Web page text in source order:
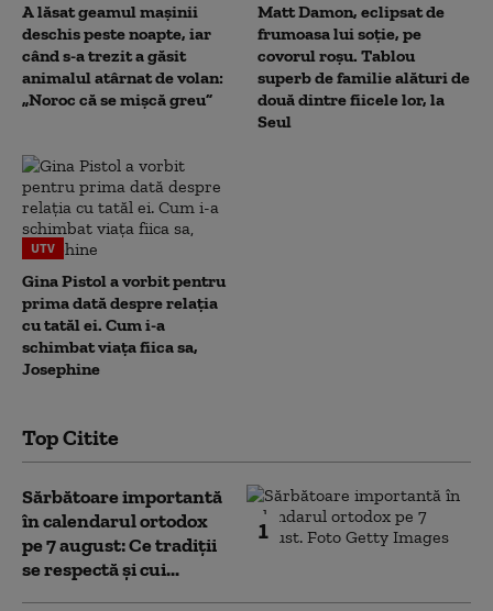
A lăsat geamul mașinii
deschis peste noapte, iar
când s-a trezit a găsit
animalul atârnat de volan:
„Noroc că se mișcă greu”
Matt Damon, eclipsat de
frumoasa lui soție, pe
covorul roșu. Tablou
superb de familie alături de
două dintre fiicele lor, la
Seul
UTV
Gina Pistol a vorbit pentru
prima dată despre relația
cu tatăl ei. Cum i-a
schimbat viața fiica sa,
Josephine
Top Citite
1
Sărbătoare importantă
în calendarul ortodox
pe 7 august: Ce tradiții
se respectă și cui...